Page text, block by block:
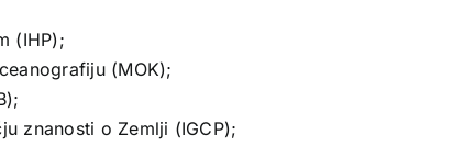
(IHP);
(MOK);
znanosti o Zemlji (IGCP);